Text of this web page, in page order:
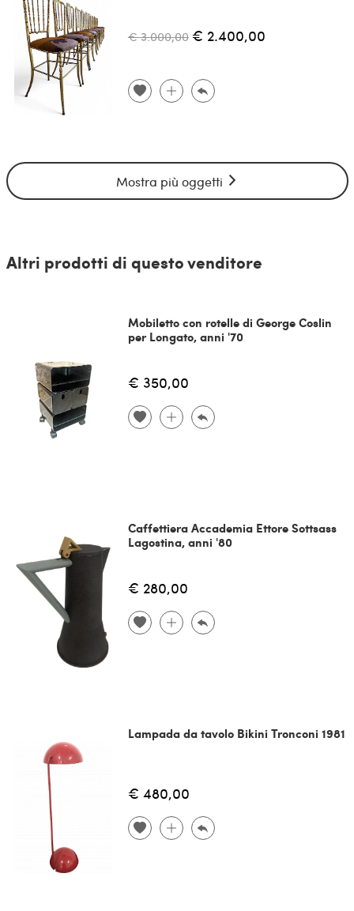
€ 3.000,00 € 2.400,00
Mostra più oggetti
Altri prodotti di questo venditore
Mobiletto con rotelle di George Coslin
per Longato, anni '70
€ 350,00
Caffettiera Accademia Ettore Sottsass
Lagostina, anni '80
€ 280,00
Lampada da tavolo Bikini Tronconi 1981
€ 480,00